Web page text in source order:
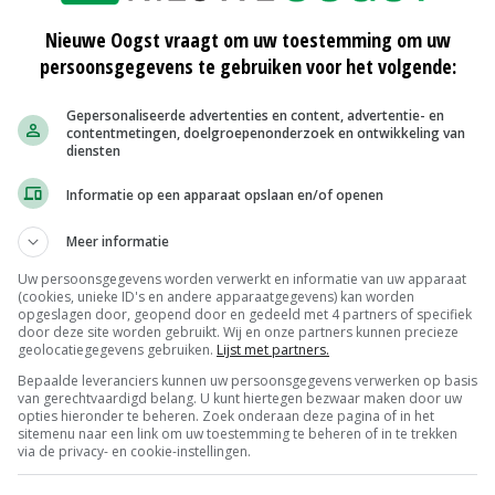
'Maar er zijn al metingen geweest nabij was-
een factor 2000 overschreed', weet Bouma.
dat vrijwel niemand de externe reiniging van de
ziet: op het veld en op een flinke afstand van de
blijkt dat de inwendige reiniging van de veldspuit
verspuit de verdunde spuitvloeistof over het
van het Actieplan Bodem & Water voor
demonstraties geleid waarmee emissies worden
de Phytobac van Beutech Agro en
Nieuwe Oogst vraagt om uw toestemming om uw
persoonsgegevens te gebruiken voor het volgende:
Gepersonaliseerde advertenties en content, advertentie- en
contentmetingen, doelgroepenonderzoek en ontwikkeling van
diensten
Informatie op een apparaat opslaan en/of openen
Meer informatie
Uw persoonsgegevens worden verwerkt en informatie van uw apparaat
(cookies, unieke ID's en andere apparaatgegevens) kan worden
opgeslagen door, geopend door en gedeeld met 4 partners of specifiek
door deze site worden gebruikt. Wij en onze partners kunnen precieze
geolocatiegegevens gebruiken. Lijst met partners.
Bepaalde leveranciers kunnen uw persoonsgegevens verwerken op basis
van gerechtvaardigd belang. U kunt hiertegen bezwaar maken door uw
opties hieronder te beheren. Zoek onderaan deze pagina of in het
sitemenu naar een link om uw toestemming te beheren of in te trekken
via de privacy- en cookie-instellingen.